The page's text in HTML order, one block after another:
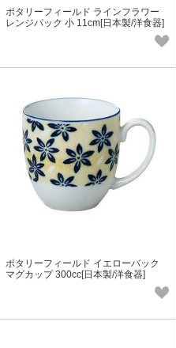
ポタリーフィールド ラインフラワー
レンジパック 小 11cm[日本製/洋食器]
ポタリーフィールド イエローバック
マグカップ 300cc[日本製/洋食器]